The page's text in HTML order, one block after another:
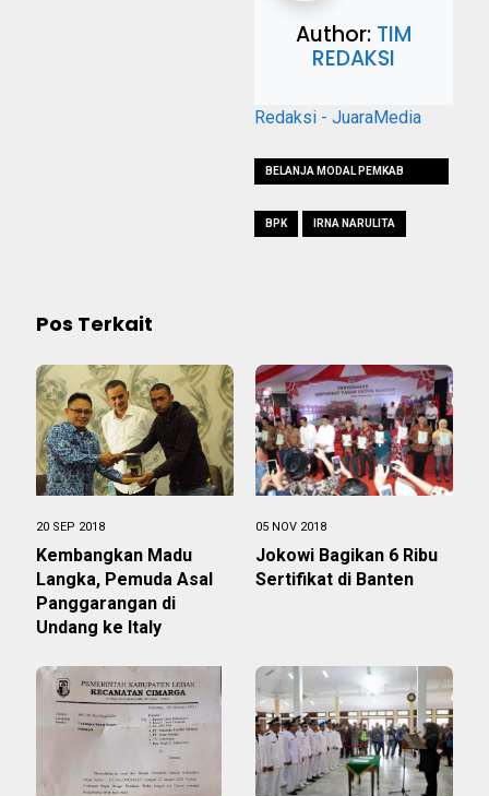
Author: TIM
REDAKSI
Redaksi - JuaraMedia
BELANJA MODAL PEMKAB
BPK IRNA NARULITA
Pos Terkait
20 SEP 2018
Kembangkan Madu
Langka, Pemuda Asal
Panggarangan di
Undang ke Italy
05 NOV 2018
Jokowi Bagikan 6 Ribu
Sertifikat di Banten